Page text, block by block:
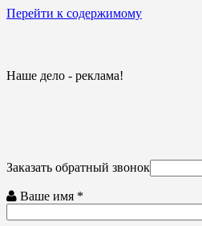
Перейти к содержимому
Наше дело - реклама!
Заказать обратный звонок
Ваше имя *